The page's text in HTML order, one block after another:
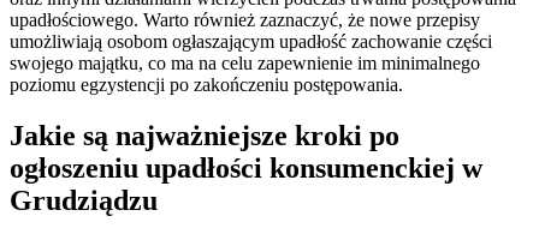
upadłościowego. Warto również zaznaczyć, że nowe przepisy
umożliwiają osobom ogłaszającym upadłość zachowanie części
swojego majątku, co ma na celu zapewnienie im minimalnego
poziomu egzystencji po zakończeniu postępowania.
Jakie są najważniejsze kroki po
ogłoszeniu upadłości konsumenckiej w
Grudziądzu